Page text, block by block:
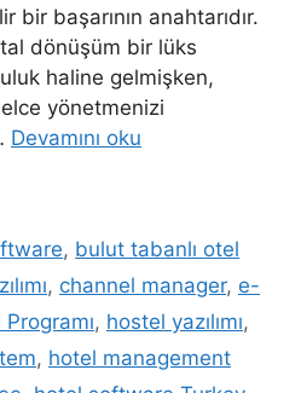
bir başarının anahtarıdır.
dönüşüm bir lüks
haline gelmişken,
yönetmenizi
Devamını oku
, bulut tabanlı otel
, channel manager, e-
, hostel yazılımı,
, hotel management